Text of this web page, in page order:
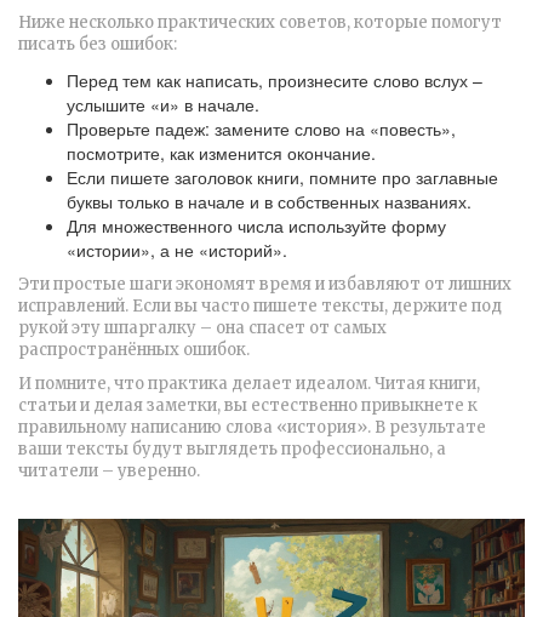
Ниже несколько практических советов, которые помогут
писать без ошибок:
Перед тем как написать, произнесите слово вслух –
услышите «и» в начале.
Проверьте падеж: замените слово на «повесть»,
посмотрите, как изменится окончание.
Если пишете заголовок книги, помните про заглавные
буквы только в начале и в собственных названиях.
Для множественного числа используйте форму
«истории», а не «историй».
Эти простые шаги экономят время и избавляют от лишних
исправлений. Если вы часто пишете тексты, держите под
рукой эту шпаргалку – она спасет от самых
распространённых ошибок.
И помните, что практика делает идеалом. Читая книги,
статьи и делая заметки, вы естественно привыкнете к
правильному написанию слова «история». В результате
ваши тексты будут выглядеть профессионально, а
читатели – уверенно.